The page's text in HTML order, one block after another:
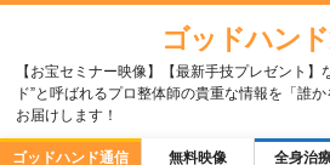
ゴッドハン
【お宝セミナー映像】【最新手技プレゼント】
ド”と呼ばれるプロ整体師の貴重な情報を「誰
お届けします！
ゴッドハンド通信
無料映像
全身治